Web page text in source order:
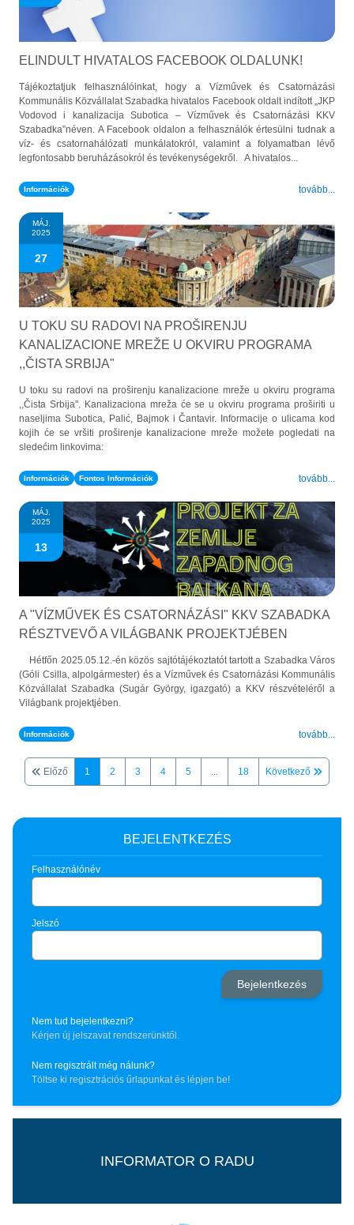
ELINDULT HIVATALOS FACEBOOK OLDALUNK!
Tájékoztatjuk felhasználóinkat, hogy a Vízművek és Csatornázási
Kommunális Közvállalat Szabadka hivatalos Facebook oldalt indított „JKP
Vodovod i kanalizacija Subotica – Vízművek és Csatornázási KKV
Szabadka”néven. A Facebook oldalon a felhasználók értesülni tudnak a
víz- és csatornahálózati munkálatokról, valamint a folyamatban lévő
legfontosabb beruházásokról és tevékenységekről. A hivatalos...
Információk tovább...
MÁJ.
2025
27
U TOKU SU RADOVI NA PROŠIRENJU
KANALIZACIONE MREŽE U OKVIRU PROGRAMA
,,ČISTA SRBIJA"
U toku su radovi na proširenju kanalizacione mreže u okviru programa
,,Čista Srbija". Kanalizaciona mreža će se u okviru programa proširiti u
naseljima Subotica, Palić, Bajmok i Čantavir. Informacije o ulicama kod
kojih će se vršiti proširenje kanalizacione mreže možete pogledati na
sledećim linkovima:
Információk Fontos Információk tovább...
MÁJ.
2025
13
A "VÍZMŰVEK ÉS CSATORNÁZÁSI" KKV SZABADKA
RÉSZTVEVŐ A VILÁGBANK PROJEKTJÉBEN
Hétfőn 2025.05.12.-én közös sajtótájékoztatót tartott a Szabadka Város
(Góli Csilla, alpolgármester) és a Vízművek és Csatornázási Kommunális
Közvállalat Szabadka (Sugár György, igazgató) a KKV részvételéről a
Világbank projektjében.
Információk tovább...
Előző 1 2 3 4 5 ... 18 Következő
BEJELENTKEZÉS
Felhasználónév
Jelszó
Nem tud bejelentkezni?
Kérjen új jelszavat rendszerünktől.
Nem regisztrált még nálunk?
Töltse ki regisztrációs űrlapunkat és lépjen be!
INFORMATOR O RADU